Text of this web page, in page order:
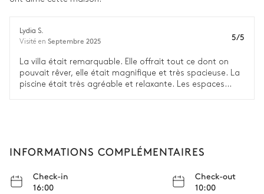
Lydia S.
Visité en Septembre 2025 5/5
La villa était remarquable. Elle offrait tout ce dont on
pouvait rêver, elle était magnifique et très spacieuse. La
piscine était très agréable et relaxante. Les espaces
amis. J'ai adoré.
INFORMATIONS COMPLÉMENTAIRES
Check-in
16:00
Check-out
10:00